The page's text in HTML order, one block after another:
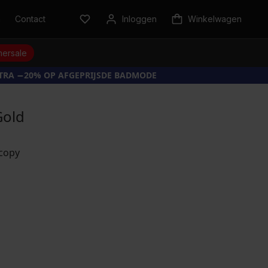
Contact Inloggen Winkelwagen
−20% OP AFGEPRIJSDE BADMODE